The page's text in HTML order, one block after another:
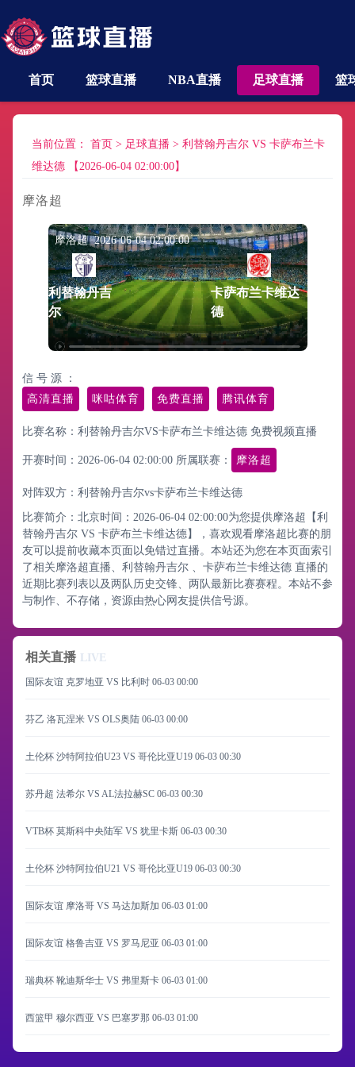
首页 篮球直播 NBA直播 足球直播 篮
当前位置： 首页 > 足球直播 > 利替翰丹吉尔 VS 卡萨布兰卡
维达德 【2026-06-04 02:00:00】
摩洛超
摩洛超 2026-06-04 02:00:00
利替翰丹吉
尔
卡萨布兰卡维达
德
信 号 源 ：
高清直播
咪咕体育 免费直播 腾讯体育
比赛名称：利替翰丹吉尔VS卡萨布兰卡维达德 免费视频直播
开赛时间：2026-06-04 02:00:00 所属联赛： 摩洛超
对阵双方：利替翰丹吉尔vs卡萨布兰卡维达德
比赛简介：北京时间：2026-06-04 02:00:00为您提供摩洛超【利
替翰丹吉尔 VS 卡萨布兰卡维达德】，喜欢观看摩洛超比赛的朋
友可以提前收藏本页面以免错过直播。本站还为您在本页面索引
了相关摩洛超直播、利替翰丹吉尔 、卡萨布兰卡维达德 直播的
近期比赛列表以及两队历史交锋、两队最新比赛赛程。本站不参
与制作、不存储，资源由热心网友提供信号源。
相关直播 LIVE
国际友谊 克罗地亚 VS 比利时 06-03 00:00
芬乙 洛瓦涅米 VS OLS奥陆 06-03 00:00
土伦杯 沙特阿拉伯U23 VS 哥伦比亚U19 06-03 00:30
苏丹超 法希尔 VS AL法拉赫SC 06-03 00:30
VTB杯 莫斯科中央陆军 VS 犹里卡斯 06-03 00:30
土伦杯 沙特阿拉伯U21 VS 哥伦比亚U19 06-03 00:30
国际友谊 摩洛哥 VS 马达加斯加 06-03 01:00
国际友谊 格鲁吉亚 VS 罗马尼亚 06-03 01:00
瑞典杯 靴迪斯华士 VS 弗里斯卡 06-03 01:00
西篮甲 穆尔西亚 VS 巴塞罗那 06-03 01:00